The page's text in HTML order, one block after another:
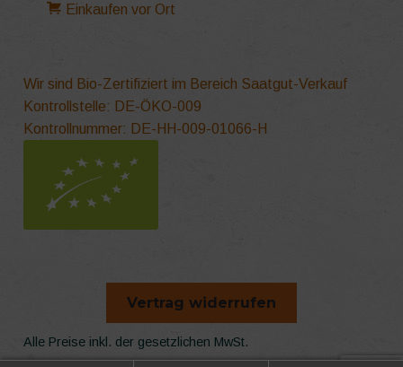
Einkaufen vor Ort
Wir sind Bio-Zertifiziert im Bereich Saatgut-Verkauf
Kontrollstelle: DE-ÖKO-009
Kontrollnummer: DE-HH-009-01066-H
Vertrag widerrufen
Alle Preise inkl. der gesetzlichen MwSt.